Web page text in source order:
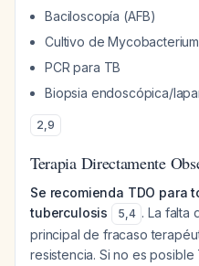
Baciloscopía (AFB)
Cultivo de
PCR para TB
Biopsia endoscópica/
2,9
Terapia Directamente
Se recomienda TDO para
tuberculosis
5,4 . La falta
principal de fracaso
resistencia. Si no es